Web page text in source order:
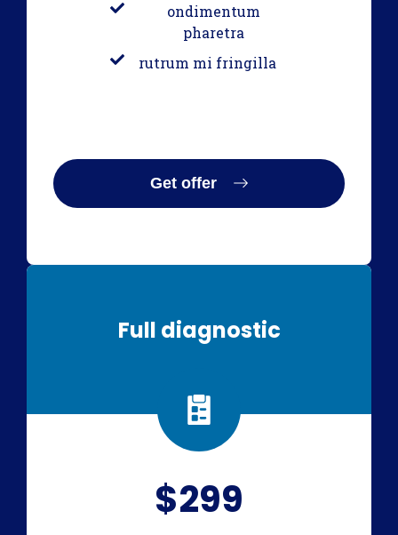
ondimentum
pharetra
rutrum mi fringilla
Get offer
Full diagnostic
$299